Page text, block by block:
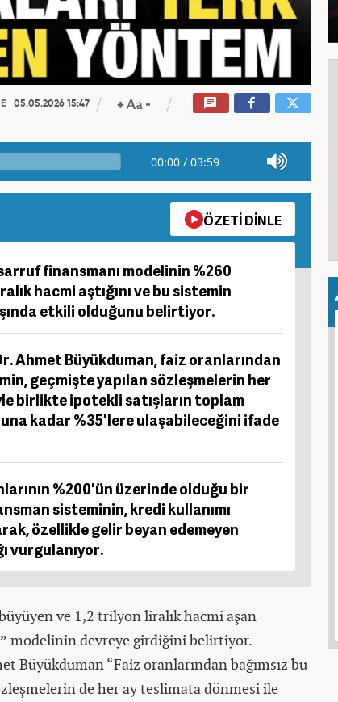
05.05.2026 15:47
00:00 / 03:59
ÖZETİ DİNLE
finansmanı modelinin %260
hacmi aştığını ve bu sistemin
etkili olduğunu belirtiyor.
Ahmet Büyükduman, faiz oranlarından
geçmişte yapılan sözleşmelerin her
birlikte ipotekli satışların toplam
kadar %35'lere ulaşabileceğini ifade
%200'ün üzerinde olduğu bir
sisteminin, kredi kullanımı
özellikle gelir beyan edemeyen
vurgulanıyor.
ve 1,2 trilyon liralık hacmi aşan
modelinin devreye girdiğini belirtiyor.
Büyükduman “Faiz oranlarından bağımsız bu
de her ay teslimata dönmesi ile